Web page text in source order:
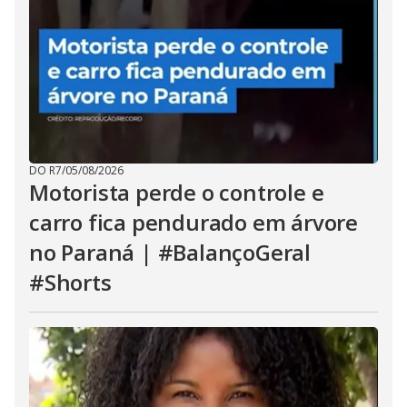
DO R7/05/08/2026
Motorista perde o controle e
carro fica pendurado em árvore
no Paraná | #BalançoGeral
#Shorts